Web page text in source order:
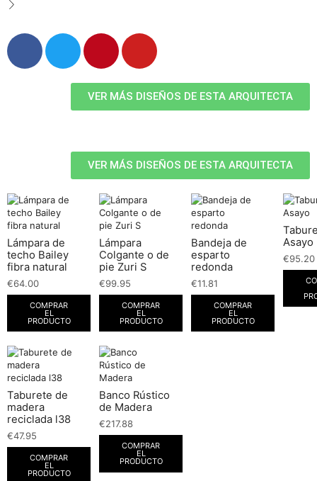
VER MÁS DISEÑOS DE ESTA ARQUITECTA
VER MÁS DISEÑOS DE ESTA ARQUITECTA
Lámpara de
techo Bailey
fibra natural
€64.00
COMPRAR
EL
PRODUCTO
Lámpara
Colgante o de
pie Zuri S
€99.95
COMPRAR
EL
PRODUCTO
Bandeja de
esparto
redonda
€11.81
COMPRAR
EL
PRODUCTO
Asayo
€95.20
Taburete de
madera
reciclada l38
€47.95
COMPRAR
EL
PRODUCTO
Banco Rústico
de Madera
€217.88
COMPRAR
EL
PRODUCTO